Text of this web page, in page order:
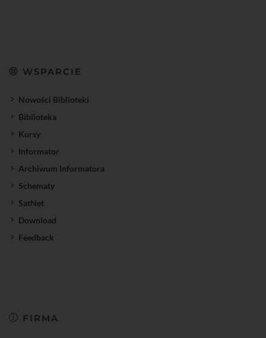
WSPARCIE
Nowości Biblioteki
Biblioteka
Kursy
Informator
Archiwum Informatora
Schematy
SatNet
Download
Feedback
FIRMA